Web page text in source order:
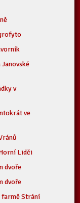
v
ve
Lidči
dvoře
dvoře
farmě Strání